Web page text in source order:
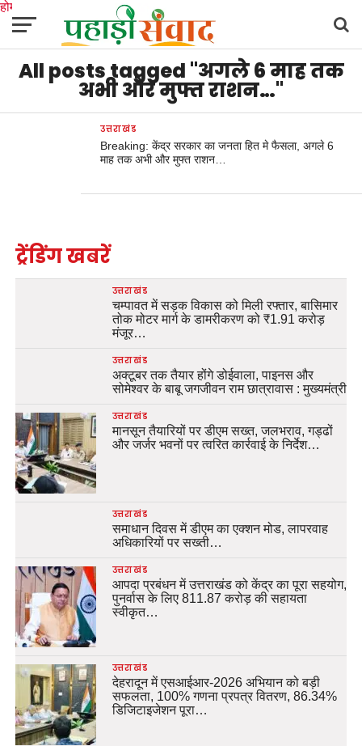
होम
उत्तराखंडअल्मोड़ाउत्तरकाशीउधम सिंह नगरचंपावतचमोलीटिहरी गढ़वाल
देहरादून नैनीताल पिथौरागढ़पौड़ी गढ़वालबागेश्वररुद्रप्रयाग हरिद्वारदेशदुनिया
मनोरंजन
All posts tagged "अगले 6 माह तक
अभी और मुफ्त राशन…"
उत्तराखंड
Breaking: केंद्र सरकार का जनता हित मे फैसला, अगले 6
माह तक अभी और मुफ्त राशन…
ट्रेंडिंग खबरें
उत्तराखंड
चम्पावत में सड़क विकास को मिली रफ्तार, बासिमार
तोक मोटर मार्ग के डामरीकरण को ₹1.91 करोड़
मंजूर…
उत्तराखंड
अक्टूबर तक तैयार होंगे डोईवाला, पाइनस और
सोमेश्वर के बाबू जगजीवन राम छात्रावास : मुख्यमंत्री
उत्तराखंड
मानसून तैयारियों पर डीएम सख्त, जलभराव, गड्ढों
और जर्जर भवनों पर त्वरित कार्रवाई के निर्देश…
उत्तराखंड
समाधान दिवस में डीएम का एक्शन मोड, लापरवाह
अधिकारियों पर सख्ती…
उत्तराखंड
आपदा प्रबंधन में उत्तराखंड को केंद्र का पूरा सहयोग,
पुनर्वास के लिए 811.87 करोड़ की सहायता
स्वीकृत…
उत्तराखंड
देहरादून में एसआईआर-2026 अभियान को बड़ी
सफलता, 100% गणना प्रपत्र वितरण, 86.34%
डिजिटाइजेशन पूरा…